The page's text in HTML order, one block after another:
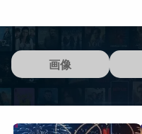
画像